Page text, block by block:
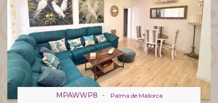
MPAWWP8 - Palma de Mallorca